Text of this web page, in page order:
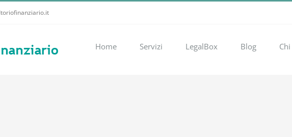
Home Servizi LegalBox Blog